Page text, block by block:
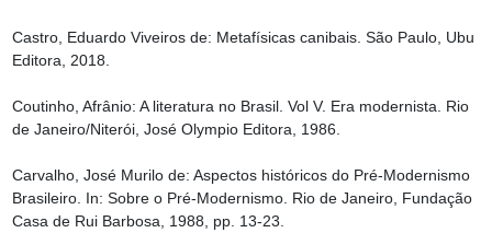
Castro, Eduardo Viveiros de: Metafísicas canibais. São Paulo, Ubu
Editora, 2018.
Coutinho, Afrânio: A literatura no Brasil. Vol V. Era modernista. Rio
de Janeiro/Niterói, José Olympio Editora, 1986.
Carvalho, José Murilo de: Aspectos históricos do Pré-Modernismo
Brasileiro. In: Sobre o Pré-Modernismo. Rio de Janeiro, Fundação
Casa de Rui Barbosa, 1988, pp. 13-23.